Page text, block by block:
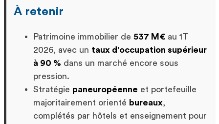
À retenir
Patrimoine immobilier de 537 M€au 1T
2026, avec un taux d'occupation supérieur
à 90 % dans un marché encore sous
pression.
Stratégie paneuropéenne et portefeuille
majoritairement orienté bureaux,
complétés par hôtels et enseignement pour